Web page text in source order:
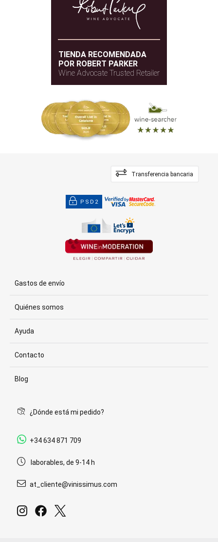
TIENDA RECOMENDADA
POR ROBERT PARKER
Wine Advocate Trusted Retailer
Transferencia bancaria
PSD2
Gastos de envío
Quiénes somos
Ayuda
Contacto
Blog
¿Dónde está mi pedido?
+34 634 871 709
laborables, de 9-14 h
at_cliente@vinissimus.com